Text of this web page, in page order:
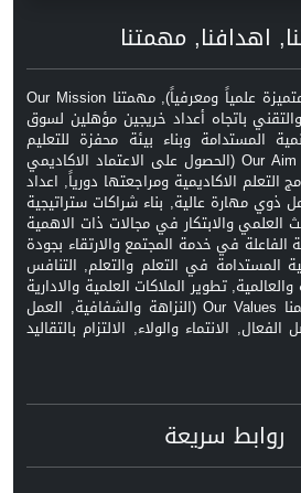
اهدافنا, مهمتنا
رؤيتنا Our Vision (جامعة متميزة علمياً ومعرفياً), مهمتنا Our Mission
باتجاه أعداد خريجين مؤهلين لسوق
المستدامة وبناء بيئة محفزة للتعليم
والابداع الفكري), الاهداف Our Aim (الحصول على الاعتماد الاكاديمي
التعلم الاكاديمية ومراجعتها دورياً, اعداد
مهارة عالية, بناء شراكات ستراتيجية
العلمي والابتكار في مجالات ذات الاهمية
الفاعلة في خدمة المجتمع والارتقاء بجودة
المستدامة في التعلم والتعلم, التنافس
تطوير الملاكات العلمية والادارية
وفق المعايير الدولية), قيمنا Our Values (النزاهة والشفافية, العمل
الانتماء والولاء, الالتزام بالتقاليد
روابط سريعة